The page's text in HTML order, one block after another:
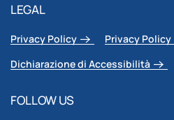
LEGAL
Privacy Policy Privacy Policy
Dichiarazione di Accessibilità
FOLLOW US